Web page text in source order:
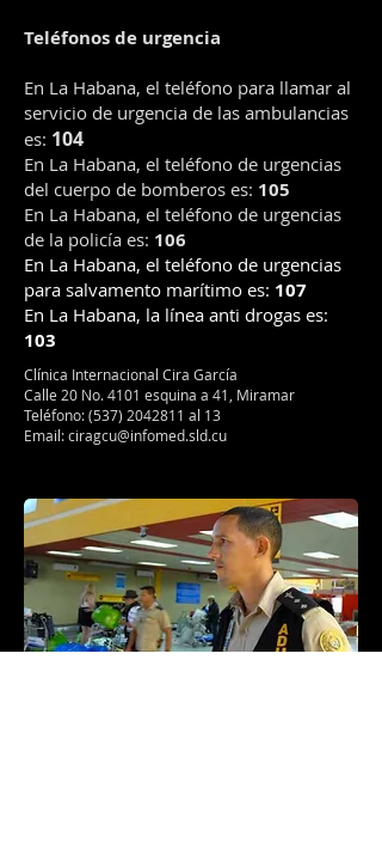
Teléfonos de urgencia
En La Habana, el teléfono para llamar al
servicio de urgencia de las ambulancias
es: 104
En La Habana, el teléfono de urgencias
del cuerpo de bomberos es: 105
En La Habana, el teléfono de urgencias
de la policía es: 106
En La Habana, el teléfono de urgencias
para salvamento marítimo es: 107
En La Habana, la línea anti drogas es:
103
Clínica Internacional Cira García
Calle 20 No. 4101 esquina a 41, Miramar
Teléfono:(537) 2042811 al 13
Email:ciragcu@infomed.sld.cu